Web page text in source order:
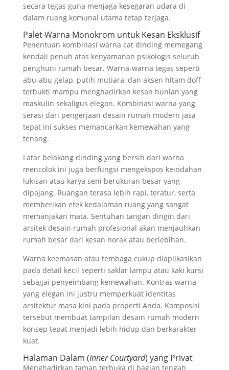
secara tegas guna menjaga kesegaran udara di
dalam ruang komunal utama tetap terjaga.
Palet Warna Monokrom untuk Kesan Eksklusif
Penentuan kombinasi warna cat dinding memegang
kendali penuh atas kenyamanan psikologis seluruh
penghuni rumah besar. Warna-warna tegas seperti
abu-abu gelap, putih mutiara, dan aksen hitam doff
terbukti mampu menghadirkan kesan hunian yang
maskulin sekaligus elegan. Kombinasi warna yang
serasi dari pengerjaan desain rumah modern jasa
tepat ini sukses memancarkan kemewahan yang
tenang.
Latar belakang dinding yang bersih dari warna
mencolok ini juga berfungsi mengekspos keindahan
lukisan atau karya seni berukuran besar yang
dipajang. Ruangan terasa lebih rapi, teratur, serta
memberikan efek kedalaman ruang yang sangat
memanjakan mata. Sentuhan tangan dingin dari
arsitek desain rumah profesional akan menjauhkan
rumah besar dari kesan norak atau berlebihan.
Warna keemasan atau tembaga cukup diaplikasikan
pada detail kecil seperti saklar lampu atau kaki kursi
sebagai penyeimbang kemewahan. Kontras warna
yang elegan ini justru memperkuat identitas
arsitektur masa kini pada properti Anda. Komposisi
tersebut membuat tampilan desain rumah modern
konsep tepat menjadi lebih hidup dan berkarakter
kuat.
Halaman Dalam (Inner Courtyard) yang Privat
Menghadirkan taman terbuka di bagian tengah